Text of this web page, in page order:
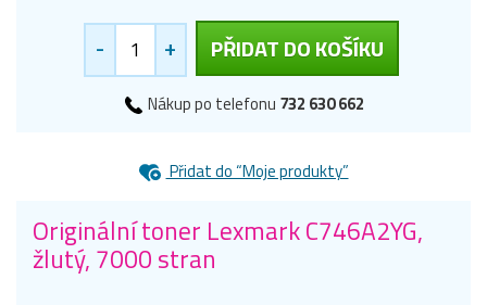
- + PŘIDAT DO KOŠÍKU
Nákup po telefonu 732 630 662
Přidat do “Moje produkty”
Originální toner Lexmark C746A2YG,
žlutý, 7000 stran